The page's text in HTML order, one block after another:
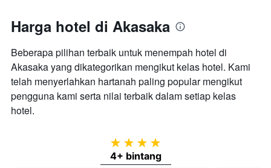
Harga hotel di Akasaka
Beberapa pilihan terbaik untuk menempah hotel di
Akasaka yang dikategorikan mengikut kelas hotel. Kami
telah menyerlahkan hartanah paling popular mengikut
pengguna kami serta nilai terbaik dalam setiap kelas
hotel.
4 bintang
4+ bintang